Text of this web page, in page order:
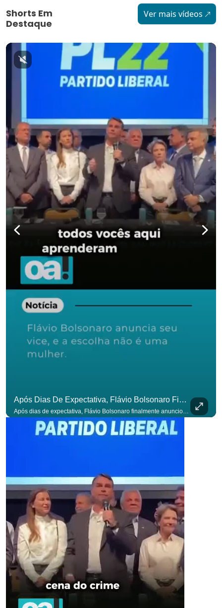
Shorts Em
Destaque
Ver mais vídeos
Após Dias De Expectativa, Flávio Bolsonaro Finalmente Anunciou Seu Vice. #OAntagonista
Após dias de expectativa, Flávio Bolsonaro finalmente anunciou seu vice. #OAntagonista Se você busca informação com credibilidade, inscreva-se agora e ative o